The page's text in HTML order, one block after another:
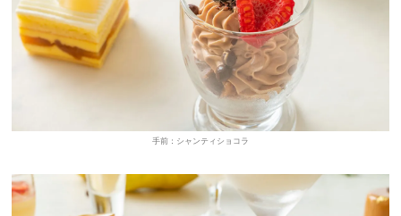
手前：シャンティショコラ